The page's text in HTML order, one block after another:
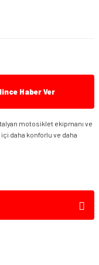
Haber Ver
motosiklet ekipmanı ve
daha konforlu ve daha